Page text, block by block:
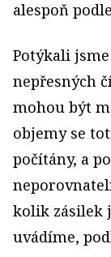
alespoň
Potýkali
nepřesných
mohou být
objemy se
počítány, a
kolik zásilek
uvádíme,